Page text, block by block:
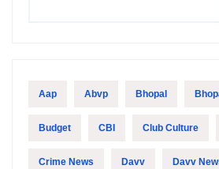
Aap Abvp Bhopal
Budget CBI Club Culture
Crime News Davv Davv